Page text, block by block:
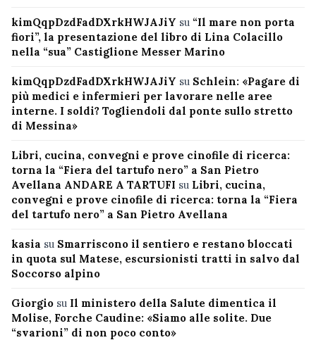
kimQqpDzdFadDXrkHWJAJiY su “Il mare non porta
fiori”, la presentazione del libro di Lina Colacillo
nella “sua” Castiglione Messer Marino
kimQqpDzdFadDXrkHWJAJiY su Schlein: «Pagare di
più medici e infermieri per lavorare nelle aree
interne. I soldi? Togliendoli dal ponte sullo stretto
di Messina»
Libri, cucina, convegni e prove cinofile di ricerca:
torna la “Fiera del tartufo nero” a San Pietro
Avellana ANDARE A TARTUFI su Libri, cucina,
convegni e prove cinofile di ricerca: torna la “Fiera
del tartufo nero” a San Pietro Avellana
kasia su Smarriscono il sentiero e restano bloccati
in quota sul Matese, escursionisti tratti in salvo dal
Soccorso alpino
Giorgio su Il ministero della Salute dimentica il
Molise, Forche Caudine: «Siamo alle solite. Due
“svarioni” di non poco conto»